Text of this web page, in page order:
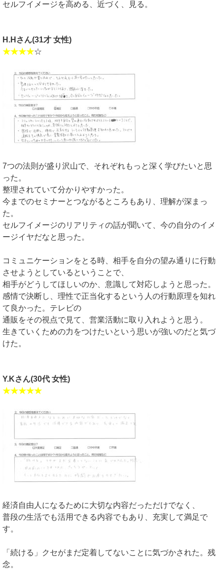
セルフイメージを高める、近づく、見る。
H.Hさん(31才 女性)
★★★★☆
7つの法則が盛り沢山で、それぞれもっと深く学びたいと思
った。
整理されていて分かりやすかった。
今までのセミナーとつながるところもあり、理解が深まっ
た。
セルフイメージのリアリティの話が聞いて、今の自分のイメ
ージイヤだなと思った。
コミュニケーションをとる時、相手を自分の望み通りに行動
させようとしているということで、
相手がどうしてほしいのか、意識して対応しようと思った。
感情で決断し、理性で正当化するという人の行動原理を知れ
て良かった。テレビの
通販をその視点で見て、営業活動に取り入れようと思う。
生きていくための力をつけたいという思いが強いのだと気づ
けた。
Y.Kさん(30代 女性)
★★★★★
経済自由人になるために大切な内容だっただけでなく、
普段の生活でも活用できる内容でもあり、充実して満足で
す。
「続ける」クセがまだ定着してないことに気づかされた。残
念。